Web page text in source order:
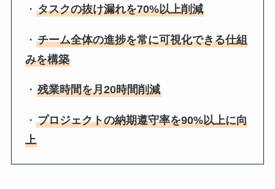
・タスクの抜け漏れを70%以上削減
・チーム全体の進捗を常に可視化できる仕組
みを構築
・残業時間を月20時間削減
・プロジェクトの納期遵守率を90%以上に向
上